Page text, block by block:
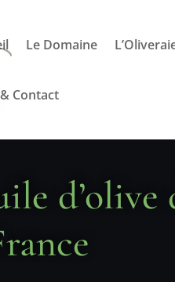
Le Domaine
Contact
d’olive